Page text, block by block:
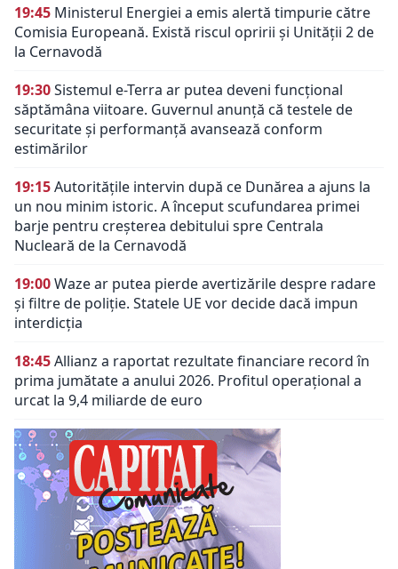
19:45 Ministerul Energiei a emis alertă timpurie către
Comisia Europeană. Există riscul opririi și Unității 2 de
la Cernavodă
19:30Sistemul e-Terra ar putea deveni funcțional
săptămâna viitoare. Guvernul anunță că testele de
securitate și performanță avansează conform
estimărilor
19:15Autoritățile intervin după ce Dunărea a ajuns la
un nou minim istoric. A început scufundarea primei
barje pentru creșterea debitului spre Centrala
Nucleară de la Cernavodă
19:00Waze ar putea pierde avertizările despre radare
și filtre de poliție. Statele UE vor decide dacă impun
interdicția
18:45Allianz a raportat rezultate financiare record în
prima jumătate a anului 2026. Profitul operațional a
urcat la 9,4 miliarde de euro